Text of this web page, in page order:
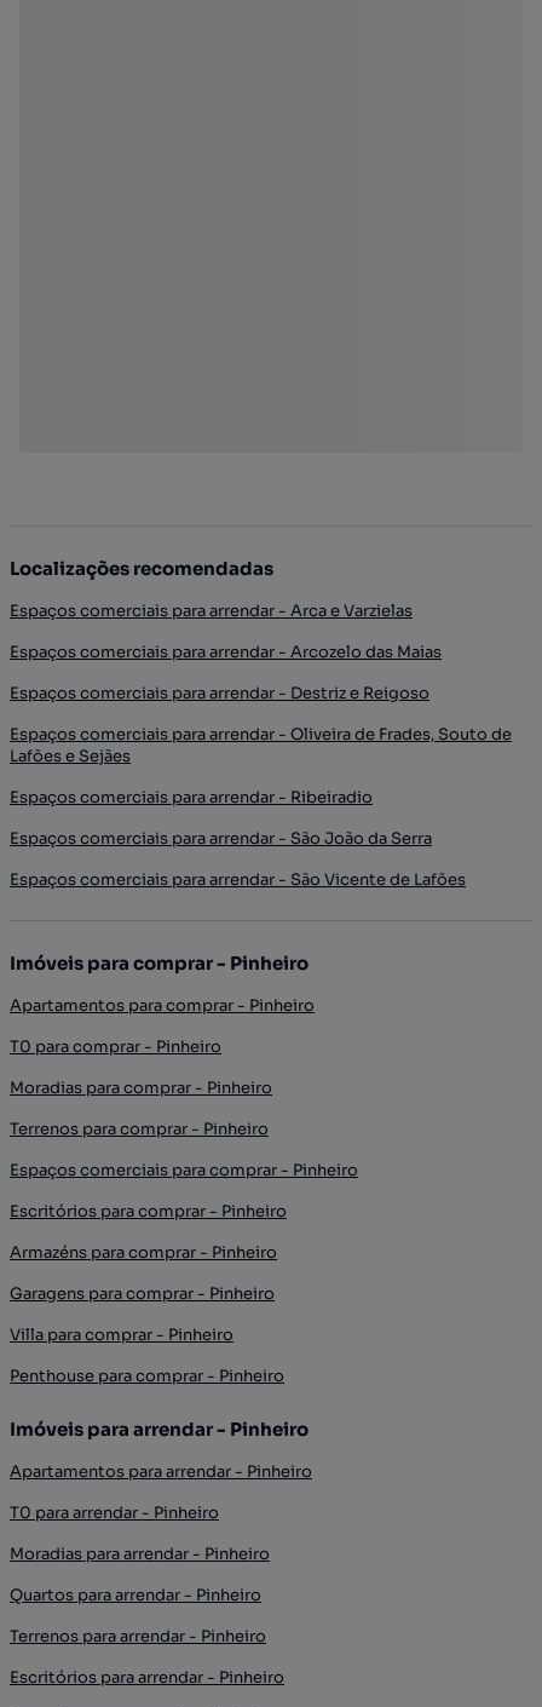
Localizações recomendadas
Espaços comerciais para arrendar - Arca e Varzielas
Espaços comerciais para arrendar - Arcozelo das Maias
Espaços comerciais para arrendar - Destriz e Reigoso
Espaços comerciais para arrendar - Oliveira de Frades, Souto de
Lafões e Sejães
Espaços comerciais para arrendar - Ribeiradio
Espaços comerciais para arrendar - São João da Serra
Espaços comerciais para arrendar - São Vicente de Lafões
Imóveis para comprar - Pinheiro
Apartamentos para comprar - Pinheiro
T0 para comprar - Pinheiro
Moradias para comprar - Pinheiro
Terrenos para comprar - Pinheiro
Espaços comerciais para comprar - Pinheiro
Escritórios para comprar - Pinheiro
Armazéns para comprar - Pinheiro
Garagens para comprar - Pinheiro
Villa para comprar - Pinheiro
Penthouse para comprar - Pinheiro
Imóveis para arrendar - Pinheiro
Apartamentos para arrendar - Pinheiro
T0 para arrendar - Pinheiro
Moradias para arrendar - Pinheiro
Quartos para arrendar - Pinheiro
Terrenos para arrendar - Pinheiro
Escritórios para arrendar - Pinheiro